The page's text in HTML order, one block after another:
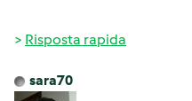
Risposta rapida
sara70